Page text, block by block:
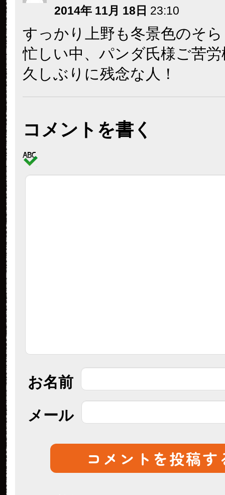
2014年 11月 18日 23:10
すっかり上野も冬景色のそら
忙しい中、パンダ氏様ご苦
久しぶりに残念な人！
コメントを書く
お名前
メール